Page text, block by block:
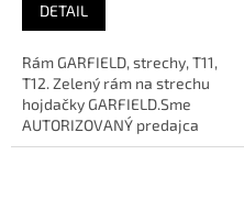
DETAIL
Rám GARFIELD, strechy, T11,
T12. Zelený rám na strechu
hojdačky GARFIELD.Sme
AUTORIZOVANÝ predajca
značky